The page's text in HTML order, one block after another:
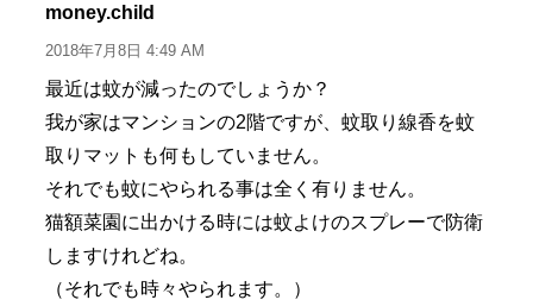
money.child
り:
2018年7月8日 4:49 AM
最近は蚊が減ったのでしょうか？
我が家はマンションの2階ですが、蚊取り線香を蚊
取りマットも何もしていません。
それでも蚊にやられる事は全く有りません。
猫額菜園に出かける時には蚊よけのスプレーで防衛
しますけれどね。
（それでも時々やられます。）